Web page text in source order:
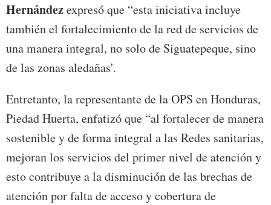
Hernándezexpresó que “esta iniciativa incluye
también el fortalecimiento de la red de servicios de
una manera integral, no solo de Siguatepeque, sino
de las zonas aledañas'.
Entretanto, la representante de la OPS en Honduras,
Piedad Huerta, enfatizó que “al fortalecer de manera
sostenible y de forma integral a las Redes sanitarias,
mejoran los servicios del primer nivel de atención y
esto contribuye a la disminución de las brechas de
atención por falta de acceso y cobertura de